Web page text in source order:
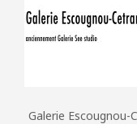
Galerie Escougnou-